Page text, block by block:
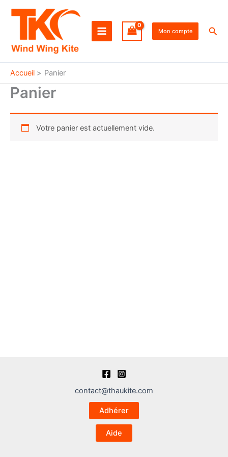
Mon compte
Accueil Panier
Panier
Votre panier est actuellement vide.
contact@thaukite.com
Adhérer
Aide